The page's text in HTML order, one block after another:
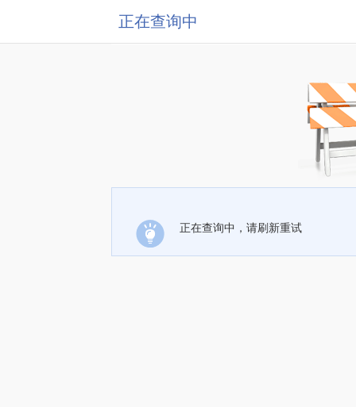
正在查询中
正在查询中，请刷新重试